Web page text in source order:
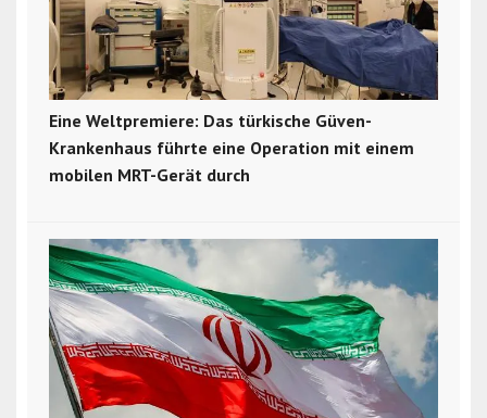
Eine Weltpremiere: Das türkische Güven-
Krankenhaus führte eine Operation mit einem
mobilen MRT-Gerät durch